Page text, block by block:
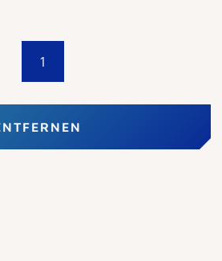
1